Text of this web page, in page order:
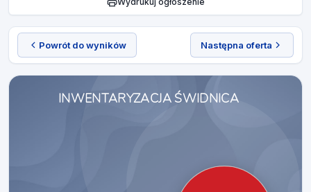
Powrót do wyników Następna oferta
INWENTARYZACJA ŚWIDNICA